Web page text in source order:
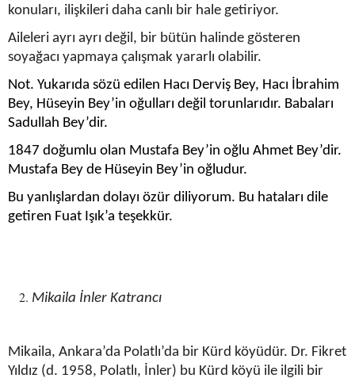
konuları, ilişkileri daha canlı bir hale getiriyor.
Aileleri ayrı ayrı değil, bir bütün halinde gösteren
soyağacı yapmaya çalışmak yararlı olabilir.
Not. Yukarıda sözü edilen Hacı Derviş Bey, Hacı İbrahim
Bey, Hüseyin Bey’in oğulları değil torunlarıdır. Babaları
Sadullah Bey’dir.
1847 doğumlu olan Mustafa Bey’in oğlu Ahmet Bey’dir.
Mustafa Bey de Hüseyin Bey’in oğludur.
Bu yanlışlardan dolayı özür diliyorum. Bu hataları dile
getiren Fuat Işık’a teşekkür.
Mikaila İnler Katrancı
Mikaila, Ankara’da Polatlı’da bir Kürd köyüdür. Dr. Fikret
Yıldız (d. 1958, Polatlı, İnler) bu Kürd köyü ile ilgili bir